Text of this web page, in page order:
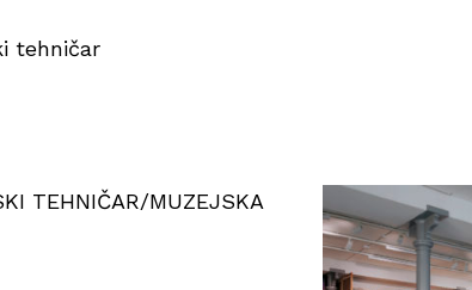
tehničar
TEHNIČAR/MUZEJSKA